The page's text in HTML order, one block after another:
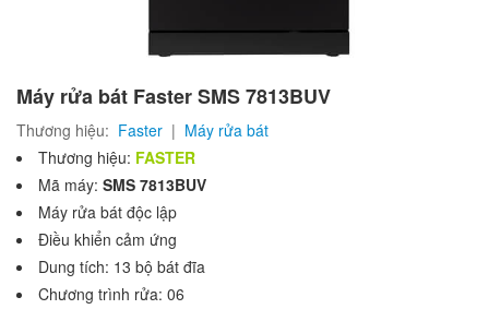
Máy rửa bát Faster SMS 7813BUV
Thương hiệu: Faster | Máy rửa bát
Thương hiệu: FASTER
Mã máy: SMS 7813BUV
Máy rửa bát độc lập
Điều khiển cảm ứng
Dung tích: 13 bộ bát đĩa
Chương trình rửa: 06